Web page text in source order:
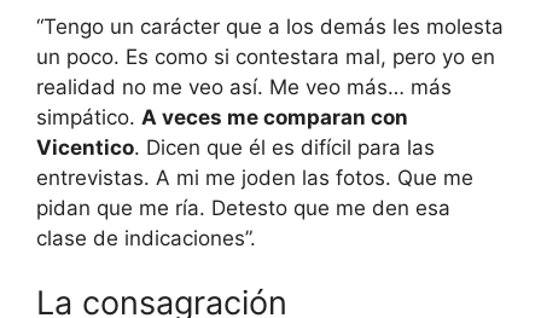
“Tengo un carácter que a los demás les molesta
un poco. Es como si contestara mal, pero yo en
realidad no me veo así. Me veo más… más
simpático. A veces me comparan con
Vicentico. Dicen que él es difícil para las
entrevistas. A mi me joden las fotos. Que me
pidan que me ría. Detesto que me den esa
clase de indicaciones”.
La consagración